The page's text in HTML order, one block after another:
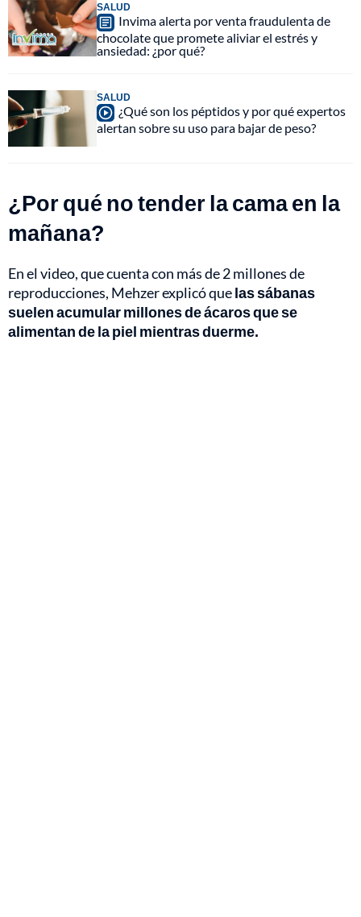
SALUD
Invima alerta por venta fraudulenta de
chocolate que promete aliviar el estrés y
ansiedad: ¿por qué?
SALUD
¿Qué son los péptidos y por qué expertos
alertan sobre su uso para bajar de peso?
¿Por qué no tender la cama en la
mañana?
En el video, que cuenta con más de 2 millones de
reproducciones, Mehzer explicó quelas sábanas
suelen acumular millones de ácaros que se
alimentan de la piel mientras duerme.